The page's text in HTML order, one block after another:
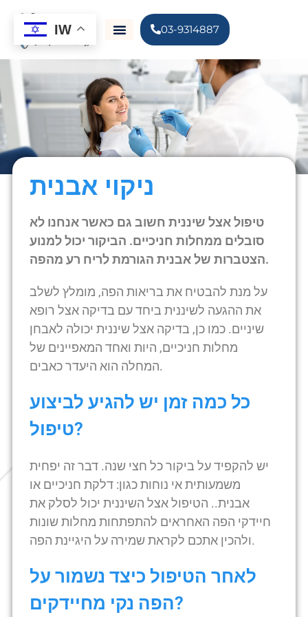
03-9314887
ניקוי אבנית
טיפול אצל שיננית חשוב גם כאשר אנחנו לא
סובלים ממחלות חניכיים. הביקור יכול למנוע
הצטברות של אבנית הגורמת לריח רע מהפה.
על מנת להבטיח את בריאות הפה, מומלץ לשלב
את ההגעה לשיננית ביחד עם בדיקה אצל רופא
שיניים. כמו כן, בדיקה אצל שיננית יכולה לאבחן
מחלות חניכיים, היות ואחד המאפיינים של
המחלה הוא היעדר כאבים.
כל כמה זמן יש להגיע לביצוע
טיפול?
יש להקפיד על ביקור כל חצי שנה. דבר זה יפחית
משמעותית אי נוחות כגון: דלקת חניכיים או
אבנית.. הטיפול אצל השיננית יכול לסלק את
חיידקי הפה האחראים להתפתחות מחלות שונות
ולהכין אתכם לקראת שמירה על היגיינת הפה.
לאחר הטיפול כיצד נשמור על
הפה נקי מחיידקים?
IW